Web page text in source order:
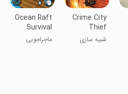
Crime City
Thief
Simulator
شبیه سازی
Ocean Raft
Survival
Simulator
ماجراجویی